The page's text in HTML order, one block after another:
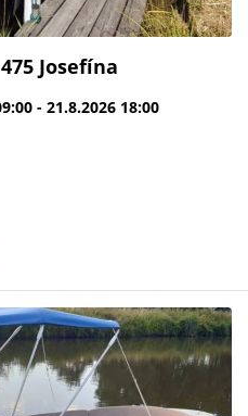
Josefína
- 21.8.2026 18:00